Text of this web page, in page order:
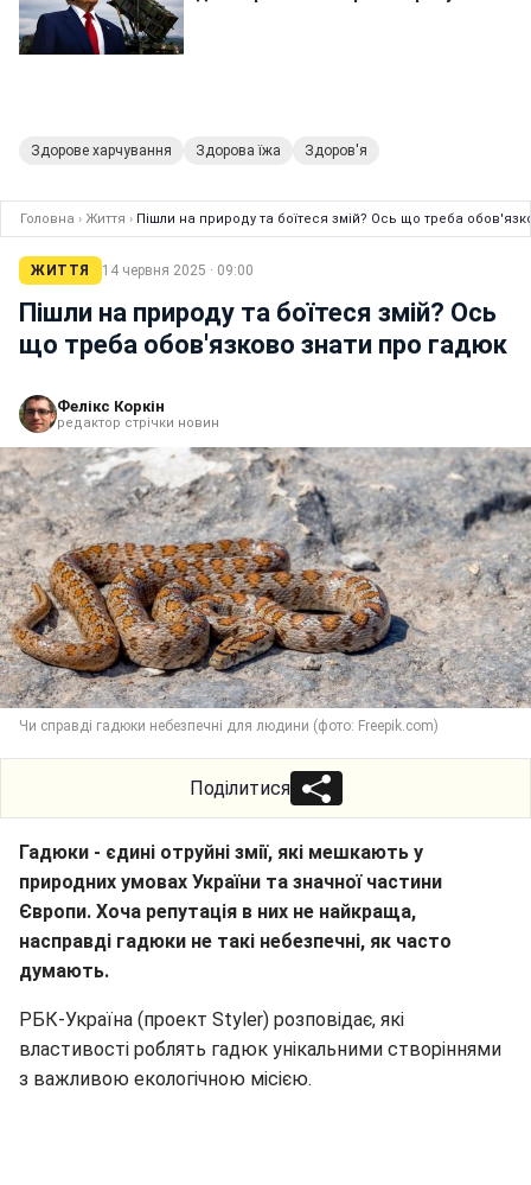
Здорове харчування Здорова їжа Здоров'я
Головна › Життя › Пішли на природу та боїтеся змій? Ось що треба
ЖИТТЯ 14 червня 2025 · 09:00
Пішли на природу та боїтеся змій? Ось
що треба обов'язково знати про гадюк
Фелікс Коркін
редактор стрічки новин
Чи справді гадюки небезпечні для людини (фото: Freepik.com)
Поділитися
Гадюки - єдині отруйні змії, які мешкають у
природних умовах України та значної частини
Європи. Хоча репутація в них не найкраща,
насправді гадюки не такі небезпечні, як часто
думають.
РБК-Україна (проект Styler) розповідає, які
властивості роблять гадюк унікальними створіннями
з важливою екологічною місією.